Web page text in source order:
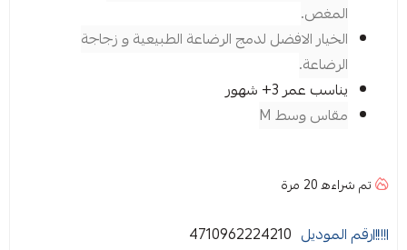
المغص.
الخيار الافضل لدمج الرضاعة الطبيعية و زجاجة
الرضاعة.
يناسب عمر 3+ شهور
مقاس وسط M
تم شراءه20مرة
رقم الموديل 4710962224210